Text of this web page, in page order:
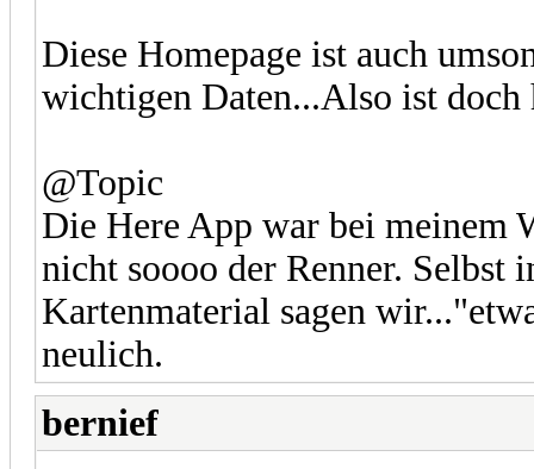
Diese Homepage ist auch
wichtigen Daten...Also ist doch
@Topic
Die Here App war bei meinem
nicht soooo der Renner. Selbst
Kartenmaterial sagen
neulich.
bernief